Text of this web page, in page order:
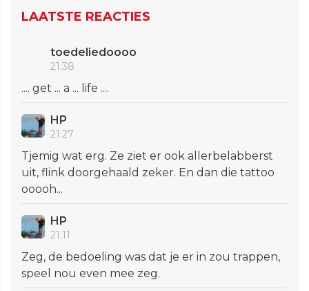
LAATSTE REACTIES
toedeliedoooo
21:38
.... get ... a ... life ....
HP
21:27
Tjemig wat erg. Ze ziet er ook allerbelabberst
uit, flink doorgehaald zeker. En dan die tattoo
ooooh...
HP
21:11
Zeg, de bedoeling was dat je er in zou trappen,
speel nou even mee zeg.